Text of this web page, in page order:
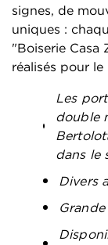
signes, de
uniques :
"Boiserie Casa
réalisés pour le
Les
double
dans le
Divers